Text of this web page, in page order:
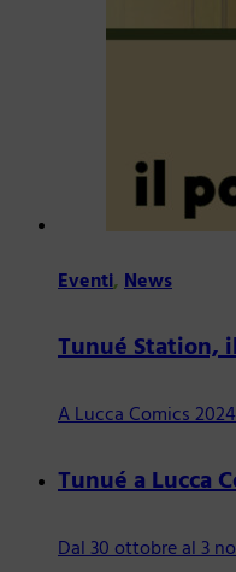
Eventi,News
Tunué Station,
A Lucca Comics
Tunué a Lucca
Dal 30 ottobre al 3